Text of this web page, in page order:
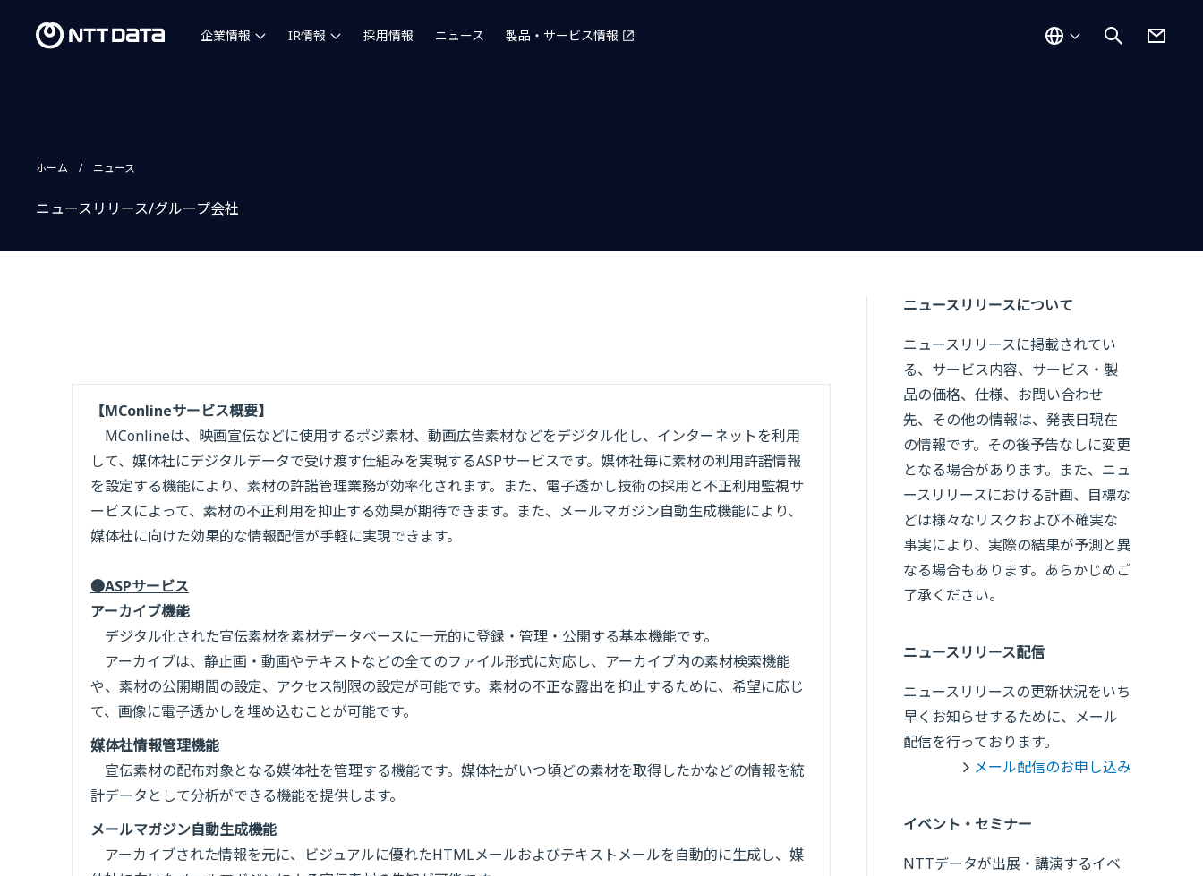
企業情報 IR情報 採用情報 ニュース 製品・サービス情報
ホーム ニュース
ニュースリリース/グループ会社
【MConlineサービス概要】
MConlineは、映画宣伝などに使用するポジ素材、動画広告素材などをデジタル化し、インターネットを利用
して、媒体社にデジタルデータで受け渡す仕組みを実現するASPサービスです。媒体社毎に素材の利用許諾情報
を設定する機能により、素材の許諾管理業務が効率化されます。また、電子透かし技術の採用と不正利用監視サ
ービスによって、素材の不正利用を抑止する効果が期待できます。また、メールマガジン自動生成機能により、
媒体社に向けた効果的な情報配信が手軽に実現できます。
●ASPサービス
アーカイブ機能
デジタル化された宣伝素材を素材データベースに一元的に登録・管理・公開する基本機能です。
アーカイブは、静止画・動画やテキストなどの全てのファイル形式に対応し、アーカイブ内の素材検索機能
や、素材の公開期間の設定、アクセス制限の設定が可能です。素材の不正な露出を抑止するために、希望に応じ
て、画像に電子透かしを埋め込むことが可能です。
媒体社情報管理機能
宣伝素材の配布対象となる媒体社を管理する機能です。媒体社がいつ頃どの素材を取得したかなどの情報を統
計データとして分析ができる機能を提供します。
メールマガジン自動生成機能
アーカイブされた情報を元に、ビジュアルに優れたHTMLメールおよびテキストメールを自動的に生成し、媒
ニュースリリースについて
ニュースリリースに掲載されてい
る、サービス内容、サービス・製
品の価格、仕様、お問い合わせ
先、その他の情報は、発表日現在
の情報です。その後予告なしに変更
となる場合があります。また、ニュ
ースリリースにおける計画、目標な
どは様々なリスクおよび不確実な
事実により、実際の結果が予測と異
なる場合もあります。あらかじめご
了承ください。
ニュースリリース配信
ニュースリリースの更新状況をいち
早くお知らせするために、メール
配信を行っております。
メール配信のお申し込み
イベント・セミナー
NTTデータが出展・講演するイベ